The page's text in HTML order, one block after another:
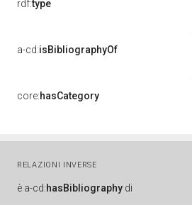
rdf:type
a-cd:isBibliographyOf
core:hasCategory
RELAZIONI INVERSE
è a-cd:hasBibliography di